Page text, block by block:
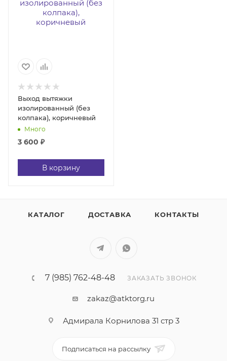
Выход вытяжки
изолированный (без
колпака), коричневый
Много
3 600 ₽
В корзину
КАТАЛОГ ДОСТАВКА КОНТАКТЫ
7 (985) 762-48-48 ЗАКАЗАТЬ ЗВОНОК
zakaz@atktorg.ru
Адмирала Корнилова 31 стр 3
Подписаться на рассылку